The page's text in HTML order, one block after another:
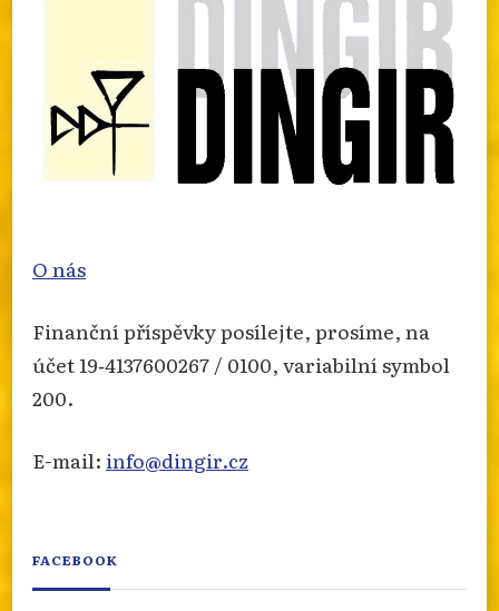
O nás
Finanční příspěvky posílejte, prosíme, na
účet 19‐4137600267 / 0100, variabilní symbol
200.
E-mail: info@dingir.cz
FACEBOOK